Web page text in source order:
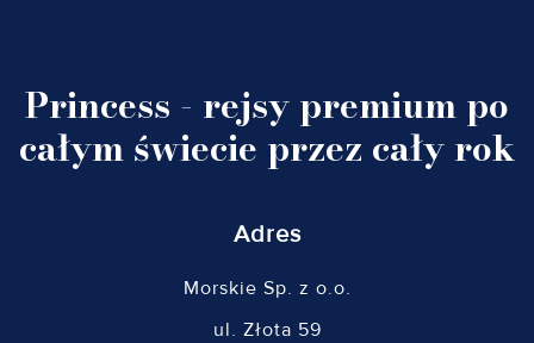
Princess - rejsy premium po
całym świecie przez cały rok
Adres
Morskie Sp. z o.o.
ul. Złota 59